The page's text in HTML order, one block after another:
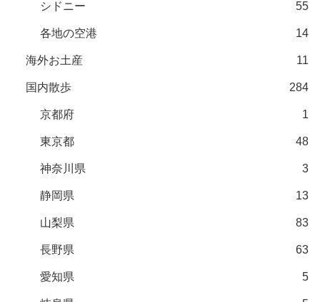
シドニー 55
各地の空港 14
海外お土産 11
国内散歩 284
京都府 1
東京都 48
神奈川県 3
静岡県 13
山梨県 83
長野県 63
愛知県 5